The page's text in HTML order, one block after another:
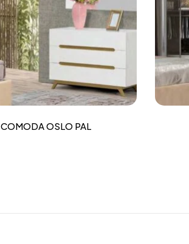
COMODA OSLO PAL